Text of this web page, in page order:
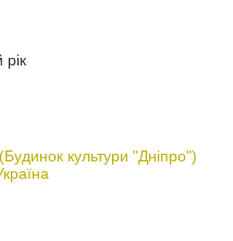
рік
культури "Дніпро")